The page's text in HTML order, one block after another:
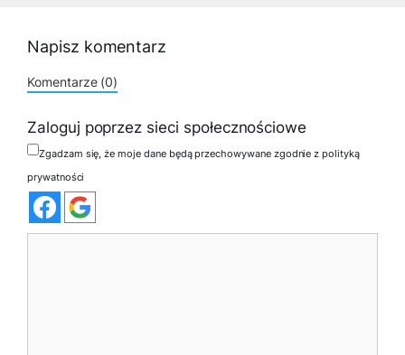
Napisz komentarz
Komentarze (0)
Zaloguj poprzez sieci społecznościowe
Zgadzam się, że moje dane będą przechowywane zgodnie z polityką
prywatności